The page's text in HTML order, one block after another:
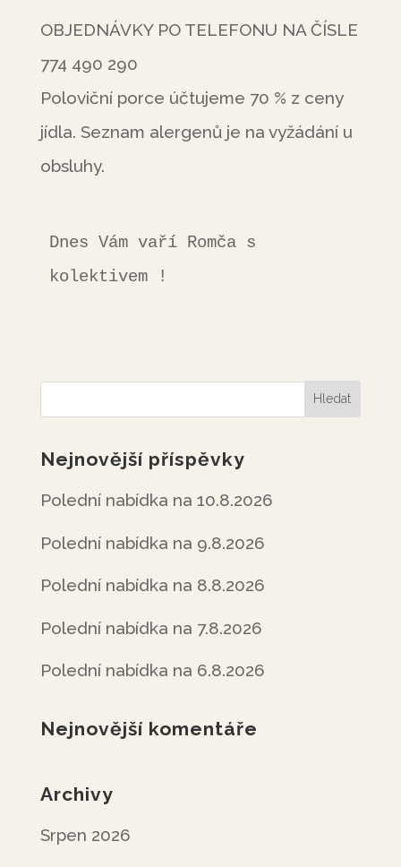
OBJEDNÁVKY PO TELEFONU NA ČÍSLE
774 490 290
Poloviční porce účtujeme 70 % z ceny
jídla. Seznam alergenů je na vyžádání u
obsluhy.
Dnes Vám vaří Romča s
kolektivem !
Nejnovější příspěvky
Polední nabídka na 10.8.2026
Polední nabídka na 9.8.2026
Polední nabídka na 8.8.2026
Polední nabídka na 7.8.2026
Polední nabídka na 6.8.2026
Nejnovější komentáře
Archivy
Srpen 2026